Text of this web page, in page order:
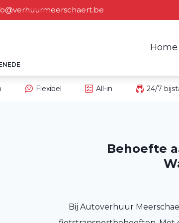
Home
Flexibel All-in 24/7
Behoefte
Bij Autoverhuur